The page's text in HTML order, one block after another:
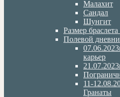
Малахит
Сандал
Шунгит
Размер
Полевой
карьер
11-
Гранаты